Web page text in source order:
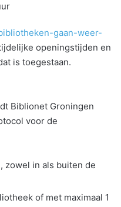
gaan-weer-
openingstijden en
is toegestaan.
Biblionet Groningen
voor de
zowel in als buiten de
of met maximaal 1